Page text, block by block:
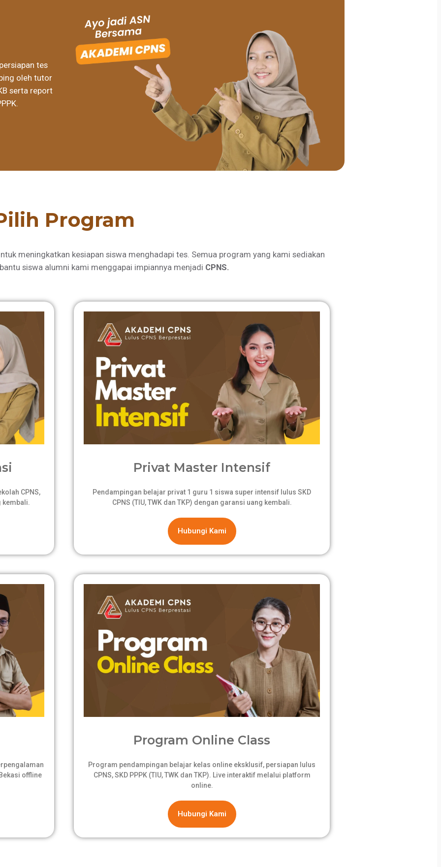
tes
oleh tutor
serta report
Program
meningkatkan kesiapan siswa menghadapi tes. Semua program yang kami sediakan
siswa alumni kami menggapai impiannya menjadi CPNS.
CPNS,
kembali.
Privat Master Intensif
Pendampingan belajar privat 1 guru 1 siswa super intensif lulus SKD
CPNS (TIU, TWK dan TKP) dengan garansi uang kembali.
Hubungi Kami
offline
Program Online Class
Program pendampingan belajar kelas online eksklusif, persiapan lulus
CPNS, SKD PPPK (TIU, TWK dan TKP). Live interaktif melalui platform
online.
Hubungi Kami